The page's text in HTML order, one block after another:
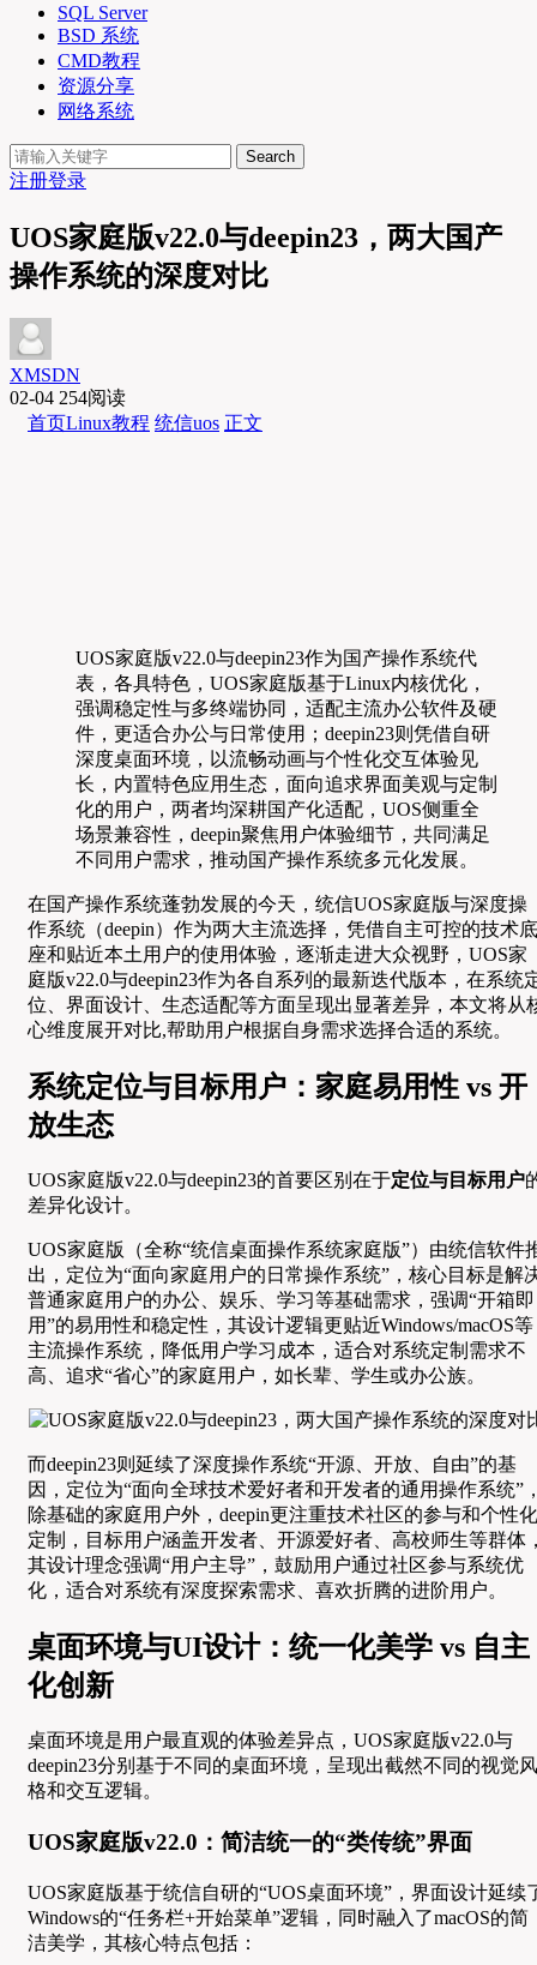
SQL Server
BSD 系统
CMD教程
资源分享
网络系统
Search
注册登录
UOS家庭版v22.0与deepin23，两大国产
操作系统的深度对比
XMSDN
02-04 254阅读
首页Linux教程 统信uos 正文
UOS家庭版v22.0与deepin23作为国产操作系统代
表，各具特色，UOS家庭版基于Linux内核优化，
强调稳定性与多终端协同，适配主流办公软件及硬
件，更适合办公与日常使用；deepin23则凭借自研
深度桌面环境，以流畅动画与个性化交互体验见
长，内置特色应用生态，面向追求界面美观与定制
化的用户，两者均深耕国产化适配，UOS侧重全
场景兼容性，deepin聚焦用户体验细节，共同满足
不同用户需求，推动国产操作系统多元化发展。
在国产操作系统蓬勃发展的今天，统信UOS家庭版与深度操
作系统（deepin）作为两大主流选择，凭借自主可控的技术底
座和贴近本土用户的使用体验，逐渐走进大众视野，UOS家
庭版v22.0与deepin23作为各自系列的最新迭代版本，在系统
位、界面设计、生态适配等方面呈现出显著差异，本文将从
心维度展开对比,帮助用户根据自身需求选择合适的系统。
系统定位与目标用户：家庭易用性 vs 开
放生态
UOS家庭版v22.0与deepin23的首要区别在于定位与目标用户
差异化设计。
UOS家庭版（全称“统信桌面操作系统家庭版”）由统信软件
出，定位为“面向家庭用户的日常操作系统”，核心目标是解
普通家庭用户的办公、娱乐、学习等基础需求，强调“开箱即
用”的易用性和稳定性，其设计逻辑更贴近Windows/macOS等
主流操作系统，降低用户学习成本，适合对系统定制需求不
高、追求“省心”的家庭用户，如长辈、学生或办公族。
而deepin23则延续了深度操作系统“开源、开放、自由”的基
因，定位为“面向全球技术爱好者和开发者的通用操作系统”
除基础的家庭用户外，deepin更注重技术社区的参与和个性化
定制，目标用户涵盖开发者、开源爱好者、高校师生等群体
其设计理念强调“用户主导”，鼓励用户通过社区参与系统优
化，适合对系统有深度探索需求、喜欢折腾的进阶用户。
桌面环境与UI设计：统一化美学 vs 自主
化创新
桌面环境是用户最直观的体验差异点，UOS家庭版v22.0与
deepin23分别基于不同的桌面环境，呈现出截然不同的视觉风
格和交互逻辑。
UOS家庭版v22.0：简洁统一的“类传统”界面
UOS家庭版基于统信自研的“UOS桌面环境”，界面设计延续
Windows的“任务栏+开始菜单”逻辑，同时融入了macOS的简
洁美学，其核心特点包括：